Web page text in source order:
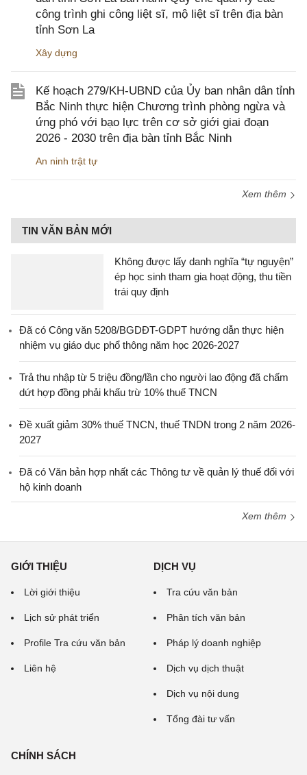
công trình ghi công liệt sĩ, mộ liệt sĩ trên địa bàn
tỉnh Sơn La
Xây dựng
Kế hoạch 279/KH-UBND của Ủy ban nhân dân tỉnh
Bắc Ninh thực hiện Chương trình phòng ngừa và
ứng phó với bạo lực trên cơ sở giới giai đoạn
2026 - 2030 trên địa bàn tỉnh Bắc Ninh
An ninh trật tự
Xem thêm
TIN VĂN BẢN MỚI
Không được lấy danh nghĩa “tự nguyện”
ép học sinh tham gia hoạt động, thu tiền
trái quy định
Đã có Công văn 5208/BGDĐT-GDPT hướng dẫn thực hiện
nhiệm vụ giáo dục phổ thông năm học 2026-2027
Trả thu nhập từ 5 triệu đồng/lần cho người lao động đã chấm
dứt hợp đồng phải khấu trừ 10% thuế TNCN
Đề xuất giảm 30% thuế TNCN, thuế TNDN trong 2 năm 2026-
2027
Đã có Văn bản hợp nhất các Thông tư về quản lý thuế đối với
hộ kinh doanh
Xem thêm
GIỚI THIỆU
Lời giới thiệu
Lịch sử phát triển
Profile Tra cứu văn bản
Liên hệ
DỊCH VỤ
Tra cứu văn bản
Phân tích văn bản
Pháp lý doanh nghiệp
Dịch vụ dịch thuật
Dịch vụ nội dung
Tổng đài tư vấn
CHÍNH SÁCH